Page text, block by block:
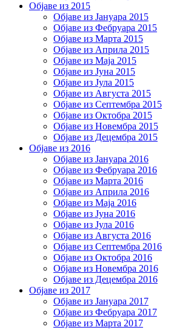
Објаве из 2015
Објаве из Јануара 2015
Објаве из Фебруара 2015
Објаве из Марта 2015
Објаве из Априла 2015
Објаве из Маја 2015
Објаве из Јуна 2015
Објаве из Јула 2015
Објаве из Августа 2015
Објаве из Септембра 2015
Објаве из Октобра 2015
Објаве из Новембра 2015
Објаве из Децембра 2015
Објаве из 2016
Објаве из Јануара 2016
Објаве из Фебруара 2016
Објаве из Марта 2016
Објаве из Априла 2016
Објаве из Маја 2016
Објаве из Јуна 2016
Објаве из Јула 2016
Објаве из Августа 2016
Објаве из Септембра 2016
Објаве из Октобра 2016
Објаве из Новембра 2016
Објаве из Децембра 2016
Објаве из 2017
Објаве из Јануара 2017
Објаве из Фебруара 2017
Објаве из Марта 2017